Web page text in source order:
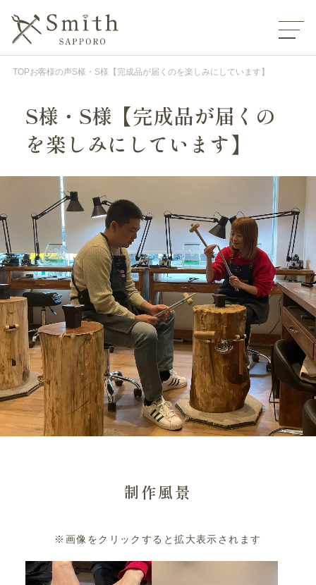
TOPお客様の声S様・S様【完成品が届くのを楽しみにしています】
S様・S様【完成品が届くの
を楽しみにしています】
制作風景
※画像をクリックすると拡大表示されます